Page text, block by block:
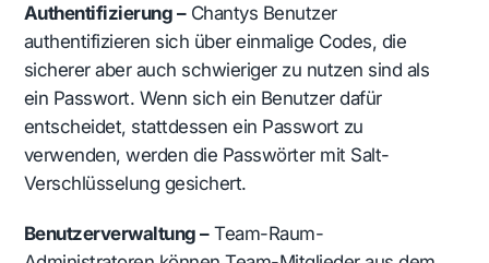
Authentifizierung –Chantys Benutzer
authentifizieren sich über einmalige Codes, die
sicherer aber auch schwieriger zu nutzen sind als
ein Passwort. Wenn sich ein Benutzer dafür
entscheidet, stattdessen ein Passwort zu
verwenden, werden die Passwörter mit Salt-
Verschlüsselung gesichert.
Benutzerverwaltung –Team-Raum-